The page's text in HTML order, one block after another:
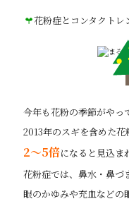
花粉症とコンタクトレ
今年も花粉の季節がやっ
2013年のスギを含めた花
2～5倍になると見込ま
花粉症では、鼻水・鼻づ
眼のかゆみや充血などの